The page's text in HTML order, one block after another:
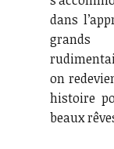
dans
grands
on
histoire
beaux